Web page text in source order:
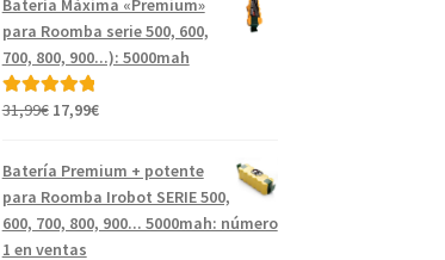
46,99€.
19,99€.
Batería Máxima «Premium»
para Roomba serie 500, 600,
700, 800, 900...): 5000mah
Valorado con
31,99€ El
original
31,99€.
17,99€El
actual
es:
17,99€.
Batería Premium + potente
para Roomba Irobot SERIE 500,
600, 700, 800, 900... 5000mah: número
1 en ventas